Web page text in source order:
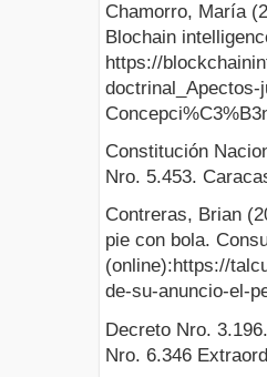
Chamorro, María
Blochain
https://
Constitución
Nro. 5.453.
Contreras, Brian
pie con bola.
(online):https://
de-su-anuncio-el-
Decreto Nro.
Nro. 6.346